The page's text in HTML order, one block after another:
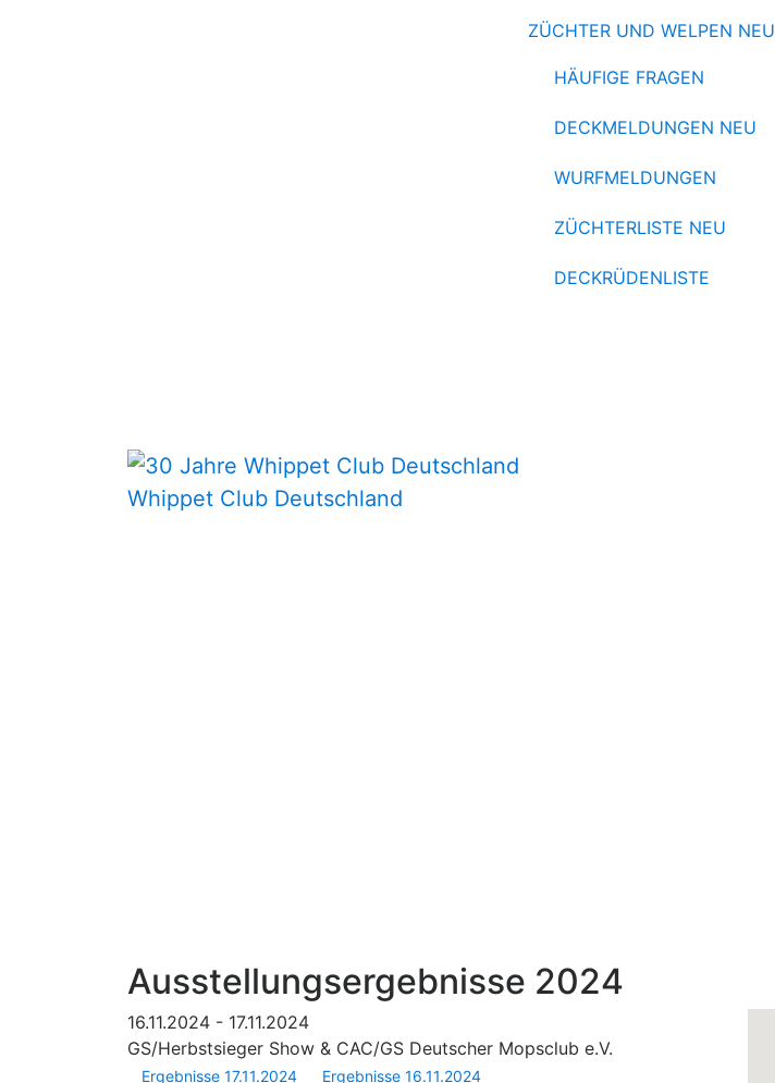
Whippet Club Deutschland
ZÜCHTER UND WELPEN NEU
HÄUFIGE FRAGEN
DECKMELDUNGEN NEU
WURFMELDUNGEN
ZÜCHTERLISTE NEU
DECKRÜDENLISTE
Ausstellungsergebnisse 2024
16.11.2024 - 17.11.2024
GS/Herbstsieger Show & CAC/GS Deutscher Mopsclub e.V.
Ergebnisse 17.11.2024 Ergebnisse 16.11.2024